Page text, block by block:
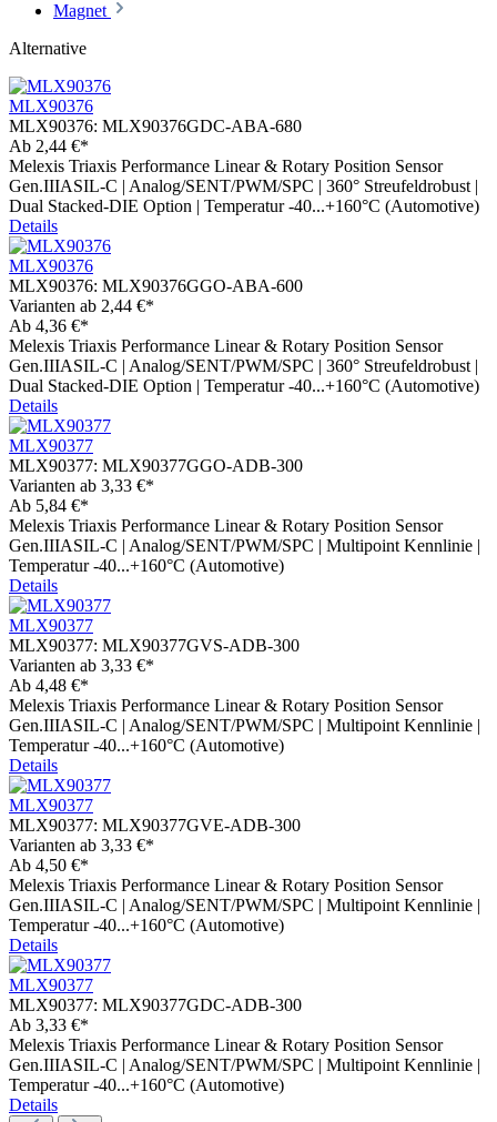
Magnet
Alternative
MLX90376
MLX90376: MLX90376GDC-ABA-680
Ab 2,44 €*
Melexis Triaxis Performance Linear & Rotary Position Sensor
Gen.IIIASIL-C | Analog/SENT/PWM/SPC | 360° Streufeldrobust |
Dual Stacked-DIE Option | Temperatur -40...+160°C (Automotive)
Details
MLX90376
MLX90376: MLX90376GGO-ABA-600
Varianten ab 2,44 €*
Ab 4,36 €*
Melexis Triaxis Performance Linear & Rotary Position Sensor
Gen.IIIASIL-C | Analog/SENT/PWM/SPC | 360° Streufeldrobust |
Dual Stacked-DIE Option | Temperatur -40...+160°C (Automotive)
Details
MLX90377
MLX90377: MLX90377GGO-ADB-300
Varianten ab 3,33 €*
Ab 5,84 €*
Melexis Triaxis Performance Linear & Rotary Position Sensor
Gen.IIIASIL-C | Analog/SENT/PWM/SPC | Multipoint Kennlinie |
Temperatur -40...+160°C (Automotive)
Details
MLX90377
MLX90377: MLX90377GVS-ADB-300
Varianten ab 3,33 €*
Ab 4,48 €*
Melexis Triaxis Performance Linear & Rotary Position Sensor
Gen.IIIASIL-C | Analog/SENT/PWM/SPC | Multipoint Kennlinie |
Temperatur -40...+160°C (Automotive)
Details
MLX90377
MLX90377: MLX90377GVE-ADB-300
Varianten ab 3,33 €*
Ab 4,50 €*
Melexis Triaxis Performance Linear & Rotary Position Sensor
Gen.IIIASIL-C | Analog/SENT/PWM/SPC | Multipoint Kennlinie |
Temperatur -40...+160°C (Automotive)
Details
MLX90377
MLX90377: MLX90377GDC-ADB-300
Ab 3,33 €*
Melexis Triaxis Performance Linear & Rotary Position Sensor
Gen.IIIASIL-C | Analog/SENT/PWM/SPC | Multipoint Kennlinie |
Temperatur -40...+160°C (Automotive)
Details